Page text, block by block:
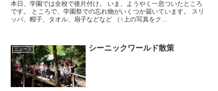
本日、学園では全校で後片付け。 いま、ようやく一息ついたところ
です。 ところで、学園祭での忘れ物がいくつか届いています。 スリ
ッパ、帽子、タオル、扇子などなど （↑上の写真をク...
ニュース シーニックワールド散策